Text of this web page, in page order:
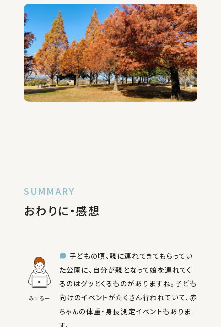
SUMMARY
おわりに・感想
みするー
子どもの頃、親に連れてきてもらってい
た公園に、自分が親となって娘を連れてく
るのはグッとくるものがありますね。子ども
向けのイベントがたくさん行われていて、赤
ちゃんの体重・身長測定イベントもありま
す。